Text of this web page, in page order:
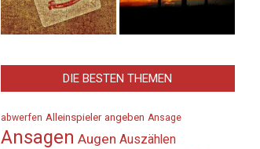
DIE BESTEN THEMEN
abwerfen Alleinspieler angeben Ansage
Ansagen Augen Auszählen